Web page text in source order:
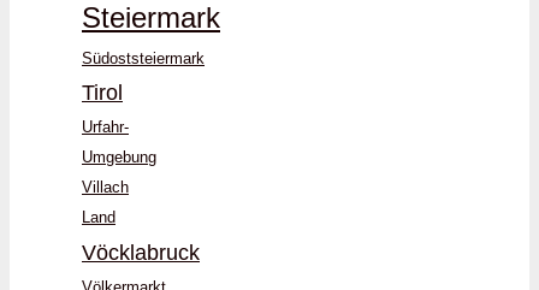
Steiermark
Südoststeiermark
Tirol
Urfahr-
Umgebung
Villach
Land
Vöcklabruck